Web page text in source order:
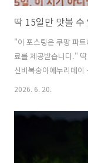
딱 15일만 맛볼
"이 포스팅은 쿠팡 파
료를 제공받습니다."
신비복숭아에누리데이
니면맛 볼 수 없는 신비
어두니오며가며집어먹
로, 이에 따른 일정액
트 공감 ♡ 꾸우욱 ^*^
2026. 6. 20.